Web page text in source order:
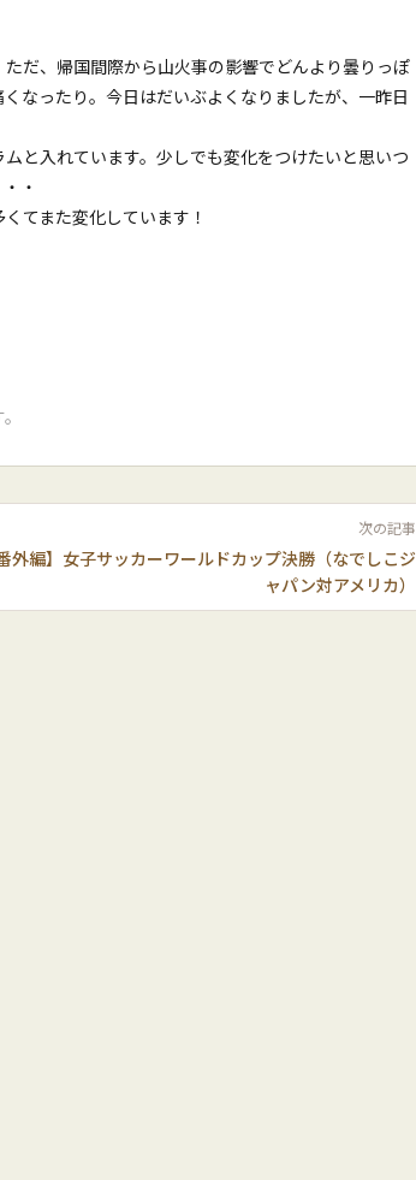
だ、帰国間際から山火事の影響でどんより曇りっぽ
なったり。今日はだいぶよくなりましたが、一昨日
と入れています。少しでも変化をつけたいと思いつ
・
てまた変化しています！
次の記事
番外編】女子サッカーワールドカップ決勝（なでしこジ
ャパン対アメリカ）